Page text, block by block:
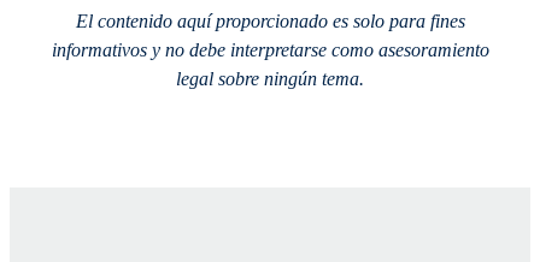
El contenido aquí proporcionado es solo para fines
informativos y no debe interpretarse como asesoramiento
legal sobre ningún tema.